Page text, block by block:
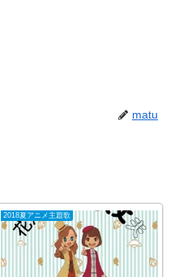
matu
2018夏アニメ主題歌